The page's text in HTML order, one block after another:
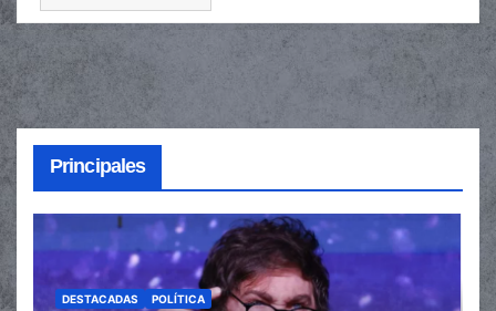
Principales
DESTACADAS POLÍTICA